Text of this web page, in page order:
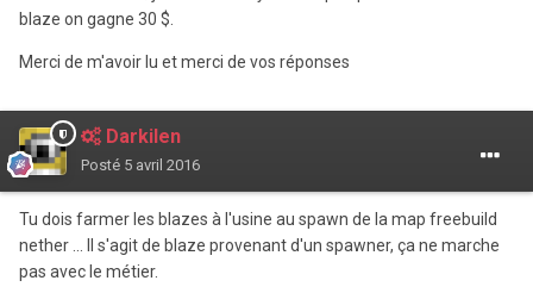
blaze on gagne 30 $.
Merci de m'avoir lu et merci de vos réponses
Darkilen
Posté 5 avril 2016
Tu dois farmer les blazes à l'usine au spawn de la map freebuild
nether ... Il s'agit de blaze provenant d'un spawner, ça ne marche
pas avec le métier.